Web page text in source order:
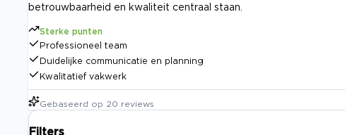
betrouwbaarheid en kwaliteit centraal staan.
Sterke punten
Professioneel team
Duidelijke communicatie en planning
Kwalitatief vakwerk
Gebaseerd op 20 reviews
Filters